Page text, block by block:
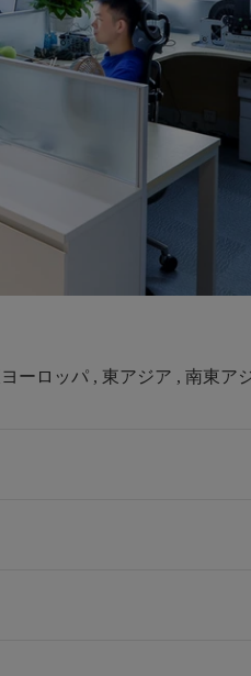
ーロッパ , 東アジア , 南東ア